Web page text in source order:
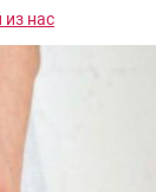
из нас